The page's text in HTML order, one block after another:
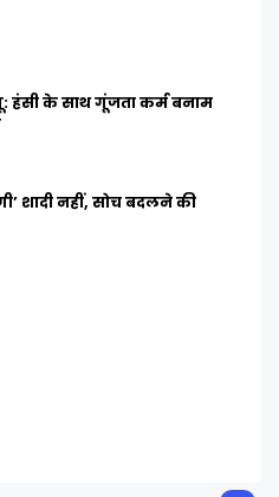
हंसी के साथ गूंजता कर्म बनाम
शादी नहीं, सोच बदलने की